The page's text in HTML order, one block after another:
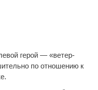
герой — «ветер-
по отношению к